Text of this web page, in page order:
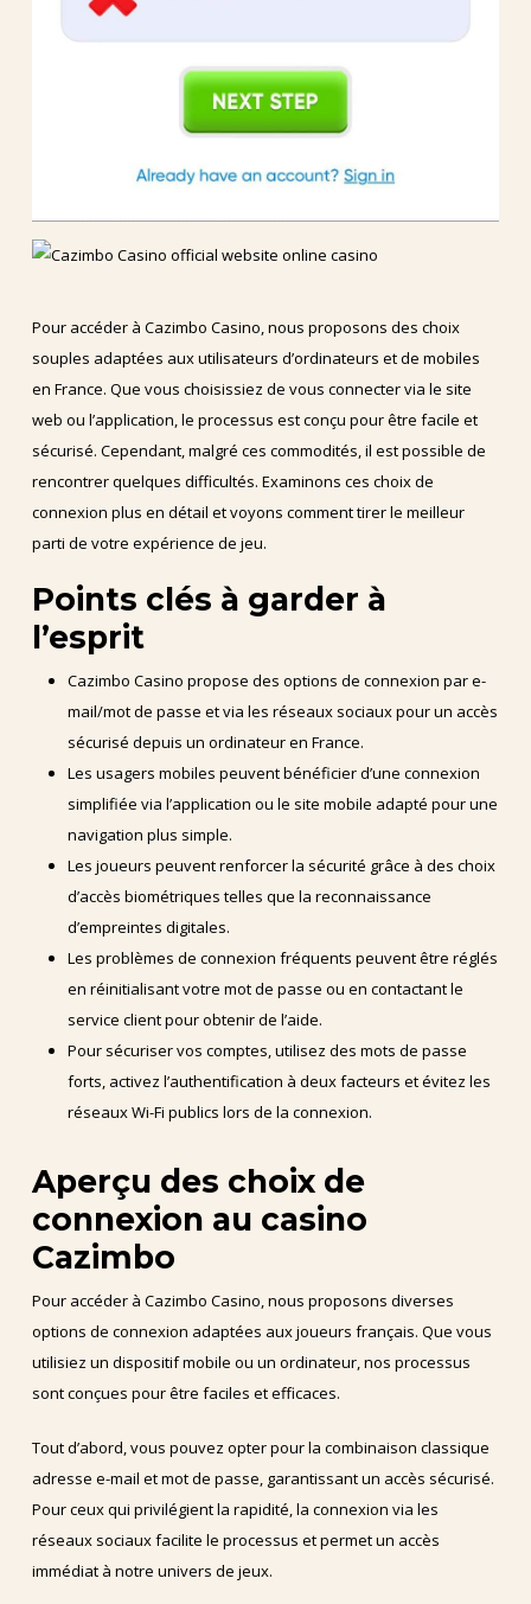
Pour accéder à Cazimbo Casino, nous proposons des choix
souples adaptées aux utilisateurs d’ordinateurs et de mobiles
en France. Que vous choisissiez de vous connecter via le site
web ou l’application, le processus est conçu pour être facile et
sécurisé. Cependant, malgré ces commodités, il est possible de
rencontrer quelques difficultés. Examinons ces choix de
connexion plus en détail et voyons comment tirer le meilleur
parti de votre expérience de jeu.
Points clés à garder à
l’esprit
Cazimbo Casino propose des options de connexion par e-
mail/mot de passe et via les réseaux sociaux pour un accès
sécurisé depuis un ordinateur en France.
Les usagers mobiles peuvent bénéficier d’une connexion
simplifiée via l’application ou le site mobile adapté pour une
navigation plus simple.
Les joueurs peuvent renforcer la sécurité grâce à des choix
d’accès biométriques telles que la reconnaissance
d’empreintes digitales.
Les problèmes de connexion fréquents peuvent être réglés
en réinitialisant votre mot de passe ou en contactant le
service client pour obtenir de l’aide.
Pour sécuriser vos comptes, utilisez des mots de passe
forts, activez l’authentification à deux facteurs et évitez les
réseaux Wi-Fi publics lors de la connexion.
Aperçu des choix de
connexion au casino
Cazimbo
Pour accéder à Cazimbo Casino, nous proposons diverses
options de connexion adaptées aux joueurs français. Que vous
utilisiez un dispositif mobile ou un ordinateur, nos processus
sont conçues pour être faciles et efficaces.
Tout d’abord, vous pouvez opter pour la combinaison classique
adresse e-mail et mot de passe, garantissant un accès sécurisé.
Pour ceux qui privilégient la rapidité, la connexion via les
réseaux sociaux facilite le processus et permet un accès
immédiat à notre univers de jeux.